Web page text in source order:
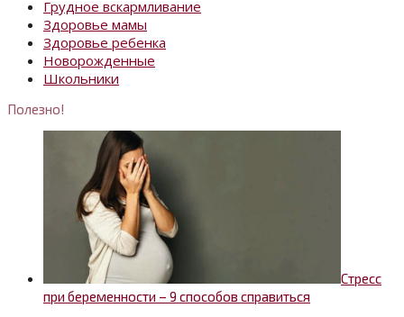
Грудное вскармливание
Здоровье мамы
Здоровье ребенка
Новорожденные
Школьники
Полезно!
Стресс
при беременности – 9 способов справиться